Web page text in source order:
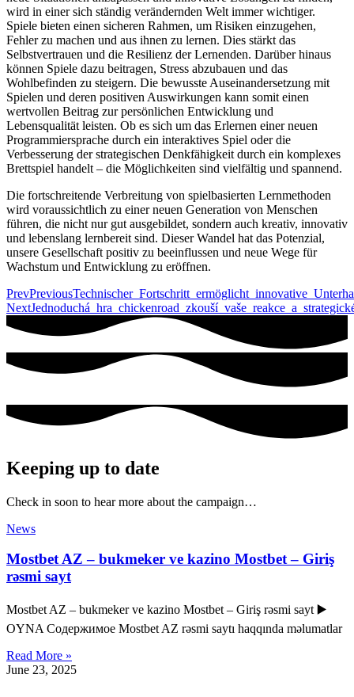
wird in einer sich ständig verändernden Welt immer wichtiger.
Spiele bieten einen sicheren Rahmen, um Risiken einzugehen,
Fehler zu machen und aus ihnen zu lernen. Dies stärkt das
Selbstvertrauen und die Resilienz der Lernenden. Darüber hinaus
können Spiele dazu beitragen, Stress abzubauen und das
Wohlbefinden zu steigern. Die bewusste Auseinandersetzung mit
Spielen und deren positiven Auswirkungen kann somit einen
wertvollen Beitrag zur persönlichen Entwicklung und
Lebensqualität leisten. Ob es sich um das Erlernen einer neuen
Programmiersprache durch ein interaktives Spiel oder die
Verbesserung der strategischen Denkfähigkeit durch ein komplexes
Brettspiel handelt – die Möglichkeiten sind vielfältig und spannend.
Die fortschreitende Verbreitung von spielbasierten Lernmethoden
wird voraussichtlich zu einer neuen Generation von Menschen
führen, die nicht nur gut ausgebildet, sondern auch kreativ, innovativ
und lebenslang lernbereit sind. Dieser Wandel hat das Potenzial,
unsere Gesellschaft positiv zu beeinflussen und neue Wege für
Wachstum und Entwicklung zu eröffnen.
PrevPrevious
Next
Keeping up to date
Check in soon to hear more about the campaign…
News
Mostbet AZ – bukmeker ve kazino Mostbet – Giriş
rəsmi sayt
Mostbet AZ – bukmeker ve kazino Mostbet – Giriş rəsmi sayt ▶️
OYNA Содержимое Mostbet AZ rəsmi saytı haqqında məlumatlar
Read More »
June 23, 2025